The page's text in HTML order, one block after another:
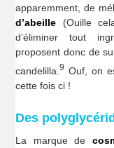
apparemment, de
d’abeille (Ouille
d’éliminer tout
proposent donc de
candelilla.9 Ouf, on
cette fois ci !
Des
La marque de